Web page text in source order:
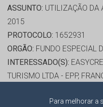
Para melhorar a
ASSUNTO: UTILIZAÇÃO DA
2015
PROTOCOLO: 1652931
ORGÃO: FUNDO ESPECIAL
INTERESSADO(S):
TURISMO LTDA - EPP,